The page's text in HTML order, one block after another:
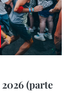
(parte